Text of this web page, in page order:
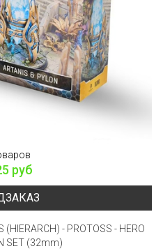
руб
- PROTOSS - HERO
SET (32mm)